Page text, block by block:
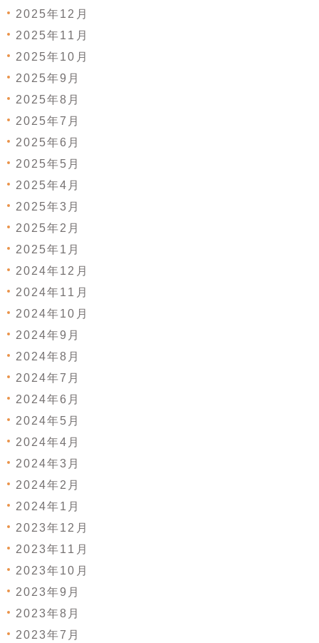
2025年12月
2025年11月
2025年10月
2025年9月
2025年8月
2025年7月
2025年6月
2025年5月
2025年4月
2025年3月
2025年2月
2025年1月
2024年12月
2024年11月
2024年10月
2024年9月
2024年8月
2024年7月
2024年6月
2024年5月
2024年4月
2024年3月
2024年2月
2024年1月
2023年12月
2023年11月
2023年10月
2023年9月
2023年8月
2023年7月